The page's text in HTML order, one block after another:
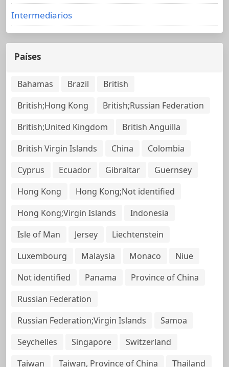
Intermediarios
Países
Bahamas Brazil
British
British;Hong Kong
British;Russian Federation
British;United Kingdom
British Anguilla
British Virgin Islands
China
Colombia
Cyprus
Ecuador Gibraltar
Guernsey
Hong Kong
Hong Kong;Not identified
Hong Kong;Virgin Islands
Indonesia
Isle of Man
Jersey
Liechtenstein
Luxembourg
Malaysia Monaco
Niue
Not identified
Panama
Province of China
Russian Federation
Russian Federation;Virgin Islands
Samoa
Seychelles
Singapore
Switzerland
Taiwan
Taiwan, Province of China Thailand